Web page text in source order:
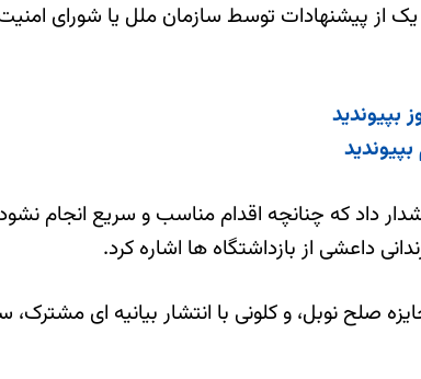
پیشنهادات توسط سازمان ملل یا شورای امنیت
بپیوندید
داد که چنانچه اقدام مناسب و سریع انجام
داعشی از بازداشتگاه ها اشاره کرد.